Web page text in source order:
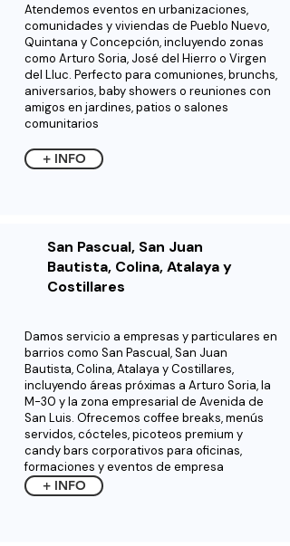
Atendemos eventos en urbanizaciones,
comunidades y viviendas de Pueblo Nuevo,
Quintana y Concepción, incluyendo zonas
como Arturo Soria, José del Hierro o Virgen
del Lluc. Perfecto para comuniones, brunchs,
aniversarios, baby showers o reuniones con
amigos en jardines, patios o salones
comunitarios
+ INFO
San Pascual, San Juan
Bautista, Colina, Atalaya y
Costillares
Damos servicio a empresas y particulares en
barrios como San Pascual, San Juan
Bautista, Colina, Atalaya y Costillares,
incluyendo áreas próximas a Arturo Soria, la
M-30 y la zona empresarial de Avenida de
San Luis. Ofrecemos coffee breaks, menús
servidos, cócteles, picoteos premium y
candy bars corporativos para oficinas,
formaciones y eventos de empresa
+ INFO